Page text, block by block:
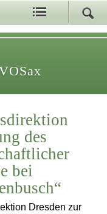
des
bei
Dresden zur